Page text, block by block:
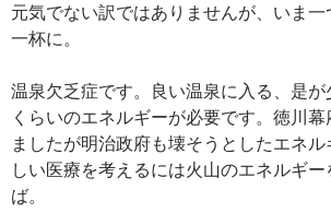
元気でない訳ではありませんが、いま
一杯に。
温泉欠乏症です。良い温泉に入る、是が
くらいのエネルギーが必要です。徳川
ましたが明治政府も壊そうとしたエネ
しい医療を考えるには火山のエネルギ
ば。